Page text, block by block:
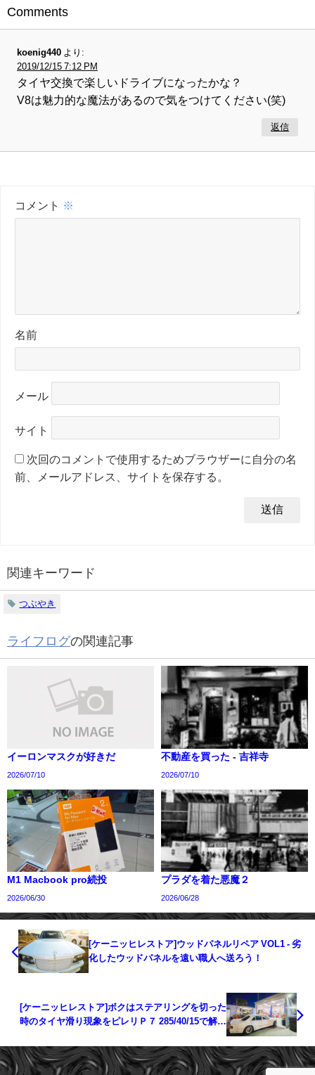
Comments
koenig440 より:
2019/12/15 7:12 PM
タイヤ交換で楽しいドライブになったかな？
V8は魅力的な魔法があるので気をつけてください(笑)
返信
コメント ※
名前
メール
サイト
次回のコメントで使用するためブラウザーに自分の名
前、メールアドレス、サイトを保存する。
関連キーワード
つぶやき
ライフログの関連記事
イーロンマスクが好きだ
2026/07/10
不動産を買った - 吉祥寺
2026/07/10
M1 Macbook pro続投
2026/06/30
プラダを着た悪魔２
2026/06/28
[ケーニッヒレストア]ウッドパネルリペア VOL1 - 劣
化したウッドパネルを遠い職人へ送ろう！
[ケーニッヒレストア]ボクはステアリングを切った
時のタイヤ滑り現象をピレリＰ７ 285/40/15で解決